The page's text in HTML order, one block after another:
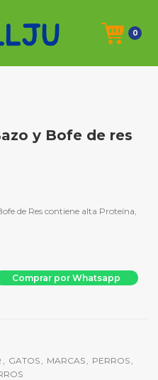
0
y Bofe de res
de Res contiene alta Proteína,
de res 70 g cantidad
Comprar por Whatsapp
, GATOS , MARCAS , PERROS ,